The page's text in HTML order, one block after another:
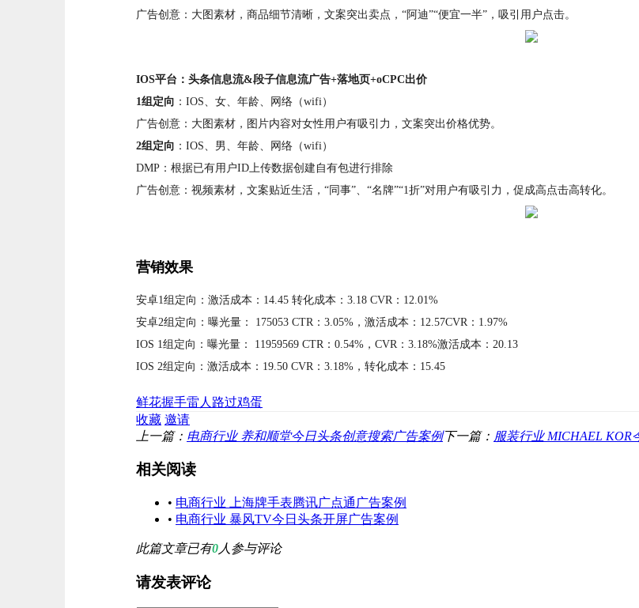
广告创意：大图素材，商品细节清晰，文案突出卖点，“阿迪”“便宜一半”，吸引用户点击。
IOS平台：头条信息流&段子信息流广告+落地页+oCPC出价
1组定向 ：IOS、女、年龄、网络（wifi）
广告创意：大图素材，图片内容对女性用户有吸引力，文案突出价格优势。
2组定向 ：IOS、男、年龄、网络（wifi）
DMP：根据已有用户ID上传数据创建自有包进行排除
广告创意：视频素材，文案贴近生活，“同事”、“名牌”“1折”对用户有吸引力，促成高点击高转化。
营销效果
安卓1组定向： 激活成本：14.45 转化成本：3.18 CVR：12.01%
安卓2组定向： 曝光量： 175053 CTR：3.05%， 激活成本：12.57CVR：1.97%
IOS 1组定向： 曝光量： 11959569 CTR：0.54%， CVR：3.18%激活成本：20.13
IOS 2组定向： 激活成本：19.50 CVR：3.18%， 转化成本：15.45
鲜花握手雷人 路过鸡蛋
收藏 邀请
上一篇： 电商行业 养和顺堂今日头条创意搜索广告案例下一篇： 服装行业 MICHAEL
相关阅读
• 电商行业 上海牌手表腾讯广点通广告案例
• 电商行业 暴风TV今日头条开屏广告案例
此篇文章已有0 人参与评论
请发表评论